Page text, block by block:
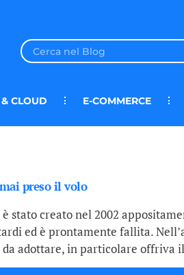
CLOUD E-COMMERCE
preso il volo
stato creato nel 2002
ed è prontamente fallita.
da adottare, in particolare offriva